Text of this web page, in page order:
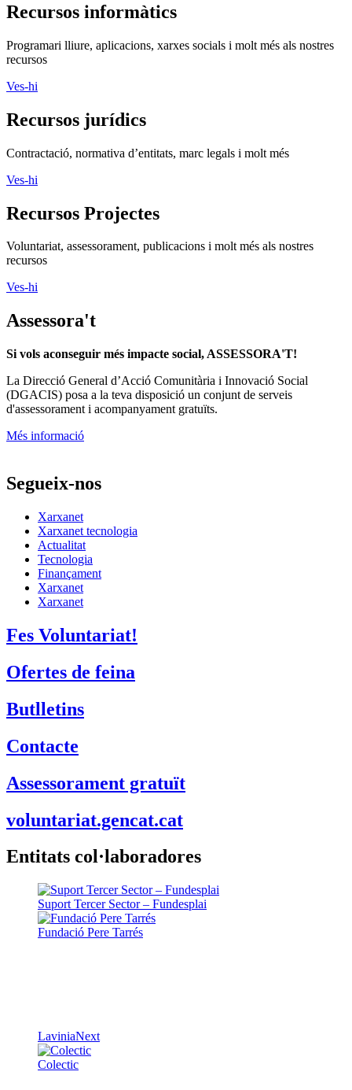
Recursos informàtics
Programari lliure, aplicacions, xarxes socials i molt més als nostres
recursos
Ves-hi
Recursos jurídics
Contractació, normativa d’entitats, marc legals i molt més
Ves-hi
Recursos Projectes
Voluntariat, assessorament, publicacions i molt més als nostres
recursos
Ves-hi
Assessora't
Si vols aconseguir més impacte social, ASSESSORA'T!
La Direcció General d’Acció Comunitària i Innovació Social
(DGACIS) posa a la teva disposició un conjunt de serveis
d'assessorament i acompanyament gratuïts.
Més informació
Segueix-nos
Xarxanet
Xarxanet tecnologia
Actualitat
Tecnologia
Finançament
Xarxanet
Xarxanet
Fes Voluntariat!
Ofertes de feina
Butlletins
Contacte
Assessorament gratuït
voluntariat.gencat.cat
Entitats col·laboradores
Suport Tercer Sector – Fundesplai
Fundació Pere Tarrés
LaviniaNext
Colectic